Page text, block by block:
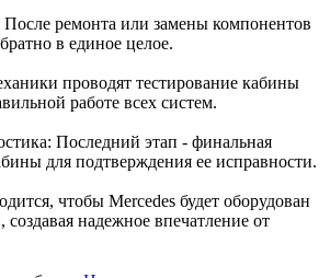
ремонта или замены компонентов
в единое целое.
проводят тестирование кабины
работе всех систем.
Последний этап - финальная
для подтверждения ее исправности.
чтобы Mercedes будет оборудован
создавая надежное впечатление от